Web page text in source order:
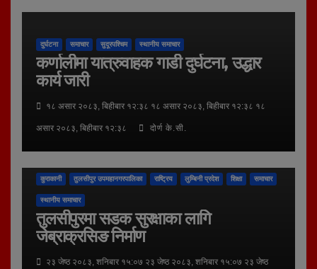
दुर्घटना समाचार सुदूरपश्चिम स्थानीय समाचार
कर्णालीमा यात्रुवाहक गाडी दुर्घटना, उद्धार
कार्य जारी
१८ असार २०८३, बिहीबार १२:३८ १८ असार २०८३, बिहीबार १२:३८ १८
असार २०८३, बिहीबार १२:३८ दोर्ण के.सी.
कुराकानी तुलसीपुर उपमहानगरपालिका राष्ट्रिय लुम्बिनी प्रदेश शिक्षा समाचार
स्थानीय समाचार
तुलसीपुरमा सडक सुरक्षाका लागि
जेब्राक्रसिङ निर्माण
२३ जेष्ठ २०८३, शनिबार १५:०७ २३ जेष्ठ २०८३, शनिबार १५:०७ २३ जेष्ठ